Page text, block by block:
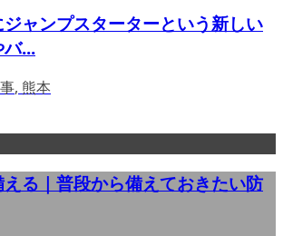
ャンプスターターという新しい
...
, 熊本
る｜普段から備えておきたい防